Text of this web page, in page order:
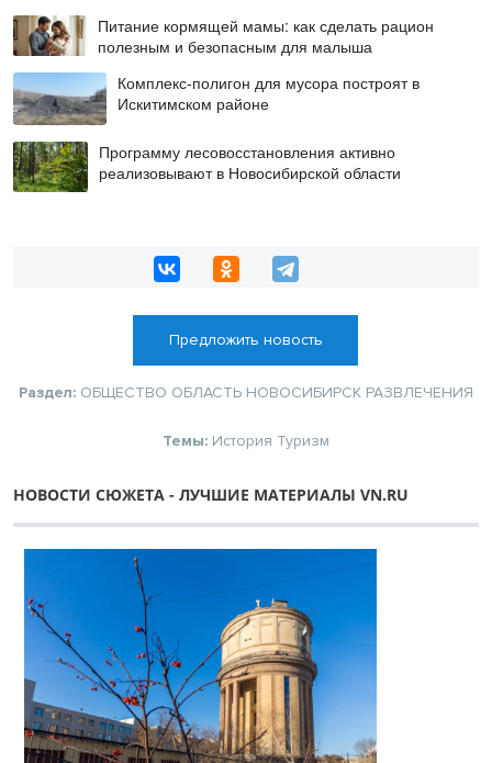
Питание кормящей мамы: как сделать рацион
полезным и безопасным для малыша
Комплекс-полигон для мусора построят в
Искитимском районе
Программу лесовосстановления активно
реализовывают в Новосибирской области
Предложить новость
Раздел: ОБЩЕСТВО ОБЛАСТЬ НОВОСИБИРСК РАЗВЛЕЧЕНИЯ
Темы: История Туризм
НОВОСТИ СЮЖЕТА - ЛУЧШИЕ МАТЕРИАЛЫ VN.RU